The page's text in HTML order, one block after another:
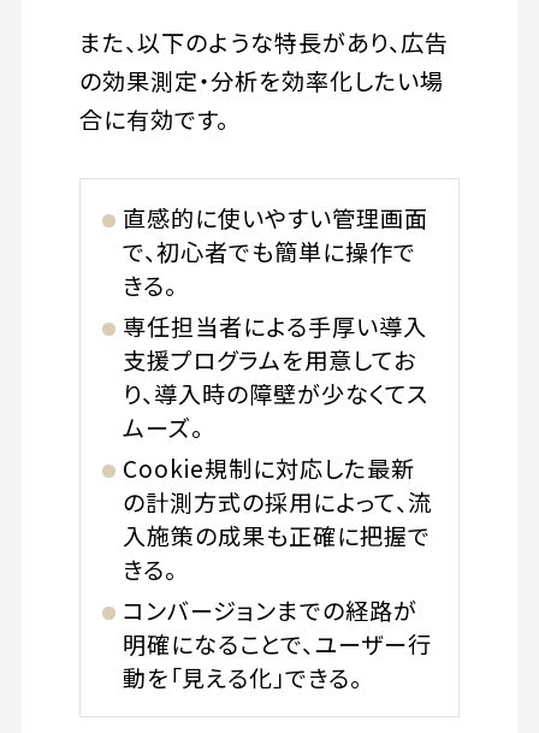
また、以下のような特長があり、広告
の効果測定・分析を効率化したい場
合に有効です。
直感的に使いやすい管理画面
で、初心者でも簡単に操作で
きる。
専任担当者による手厚い導入
支援プログラムを用意してお
り、導入時の障壁が少なくてス
ムーズ。
Cookie規制に対応した最新
の計測方式の採用によって、流
入施策の成果も正確に把握で
きる。
コンバージョンまでの経路が
明確になることで、ユーザー行
動を「見える化」できる。